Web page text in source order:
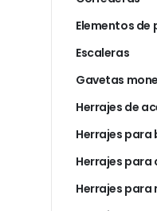
Elementos
Escaleras
Gavetas
Herrajes de
Herrajes para
Herrajes para
Herrajes para